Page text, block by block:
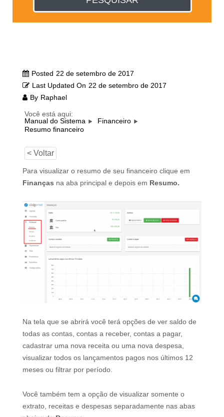
Posted 22 de setembro de 2017
Last Updated On 22 de setembro de 2017
By Raphael
Você está aqui:
Manual do Sistema
Financeiro
Resumo financeiro
< Voltar
Para visualizar o resumo de seu financeiro clique em
Finanças na aba principal e depois em Resumo.
Na tela que se abrirá você terá opções de ver saldo de
todas as contas, contas a receber, contas a pagar,
cadastrar uma nova receita ou uma nova despesa,
visualizar todos os lançamentos pagos nos últimos 12
meses ou filtrar por período.
Você também tem a opção de visualizar somente o
extrato, receitas e despesas separadamente nas abas